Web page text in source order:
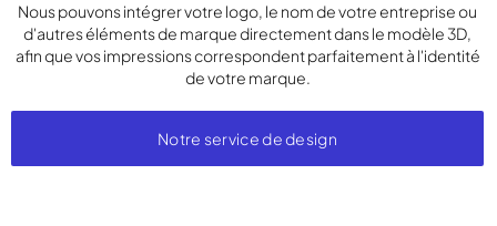
Nous pouvons intégrer votre logo, le nom de votre entreprise ou
d'autres éléments de marque directement dans le modèle 3D,
afin que vos impressions correspondent parfaitement à l'identité
de votre marque.
Notre service de design